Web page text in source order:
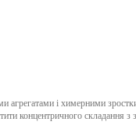
агрегатами і химерними
концентричного складання з